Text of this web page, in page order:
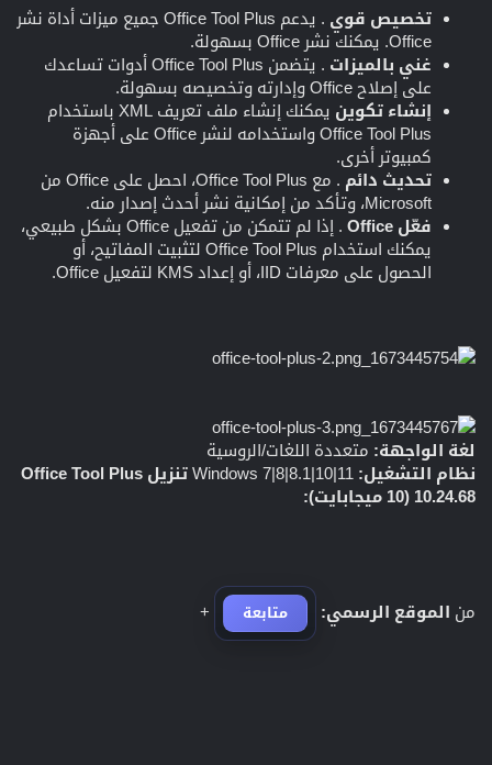
تخصيص قوي
. يدعم Office Tool Plus جميع ميزات أداة نشر
Office. يمكنك نشر Office بسهولة.
غني بالميزات
. يتضمن Office Tool Plus أدوات تساعدك
على إصلاح Office وإدارته وتخصيصه بسهولة.
إنشاء تكوين
يمكنك إنشاء ملف تعريف XML باستخدام
Office Tool Plus واستخدامه لنشر Office على أجهزة
كمبيوتر أخرى.
تحديث دائم
. مع Office Tool Plus، احصل على Office من
Microsoft، وتأكد من إمكانية نشر أحدث إصدار منه.
فعّل Office
. إذا لم تتمكن من تفعيل Office بشكل طبيعي،
يمكنك استخدام Office Tool Plus لتثبيت المفاتيح، أو
الحصول على معرفات IID، أو إعداد KMS لتفعيل Office.
لغة الواجهة: متعددة اللغات/الروسية
نظام التشغيل:
تنزيل Office Tool Plus
10.24.68 (10 ميجابايت):
من الموقع الرسمي: متابعة +